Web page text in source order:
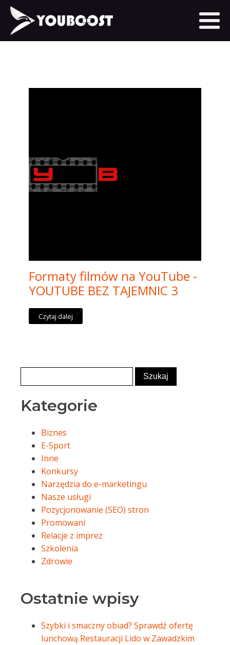
Formaty filmów na YouTube -
YOUTUBE BEZ TAJEMNIC 3
Czytaj dalej
Kategorie
Biznes
E-Sport
Inne
Konkursy
Narzędzia do e-marketingu
Nasze usługi
Pozycjonowanie (SEO) stron
Promowani
Relacje z imprez
Szkolenia
Zdrowie
Ostatnie wpisy
Szybki i smaczny obiad? Sprawdź ofertę
lunchową Restauracji Lido w Zawadzkim